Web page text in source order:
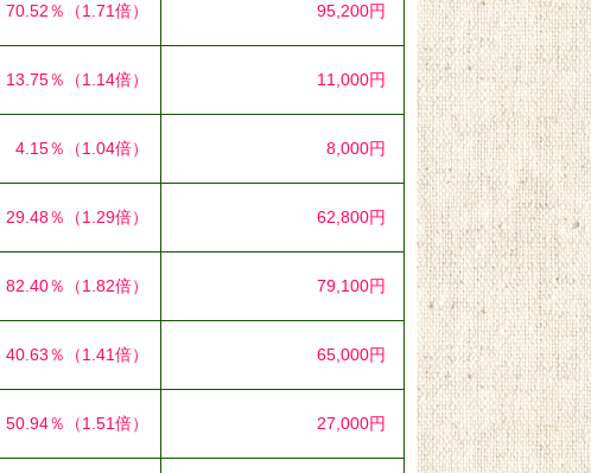
70.52％ （1.71倍） 95,200円
13.75％ （1.14倍） 11,000円
4.15％ （1.04倍） 8,000円
29.48％ （1.29倍） 62,800円
82.40％ （1.82倍） 79,100円
40.63％ （1.41倍） 65,000円
50.94％ （1.51倍） 27,000円